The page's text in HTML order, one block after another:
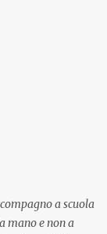
a scuola
mano e non a